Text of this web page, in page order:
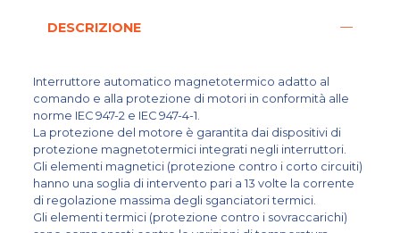
DESCRIZIONE
Interruttore automatico magnetotermico adatto al
comando e alla protezione di motori in conformità alle
norme IEC 947-2 e IEC 947-4-1.
La protezione del motore è garantita dai dispositivi di
protezione magnetotermici integrati negli interruttori.
Gli elementi magnetici (protezione contro i corto circuiti)
hanno una soglia di intervento pari a 13 volte la corrente
di regolazione massima degli sganciatori termici.
Gli elementi termici (protezione contro i sovraccarichi)